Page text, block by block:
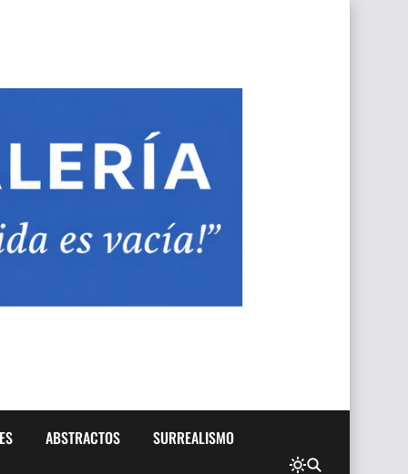
ABSTRACTOS SURREALISMO